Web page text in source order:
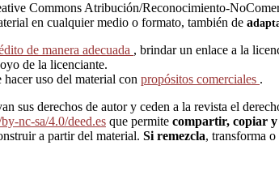
Commons Atribución/Reconocimiento-
en cualquier medio o formato, también de a
de manera adecuada , brindar un enlace a la
de la licenciante.
hacer uso del material con propósitos comerciales .
sus derechos de autor y ceden a la revista el
nc-sa/4.0/deed.es que permite compartir, copiar
a partir del material. Si remezcla, transforma